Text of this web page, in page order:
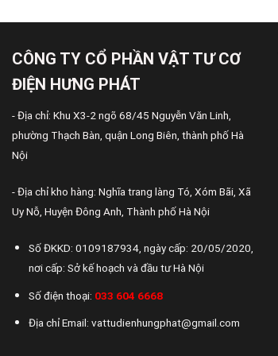
CÔNG TY CỔ PHẦN VẬT TƯ CƠ
ĐIỆN HƯNG PHÁT
- Địa chỉ: Khu X3-2 ngõ 68/45 Nguyễn Văn Linh,
phường Thạch Bàn, quận Long Biên, thành phố Hà
Nội
- Địa chỉ kho hàng: Nghĩa trang làng Tó, Xóm Bãi, Xã
Uy Nỗ, Huyện Đông Anh, Thành phố Hà Nội
Số ĐKKD: 0109187934, ngày cấp: 20/05/2020,
nơi cấp: Sở kế hoạch và đầu tư Hà Nội
Số điện thoại: 033 604 6668
Địa chỉ Email: vattudienhungphat@gmail.com